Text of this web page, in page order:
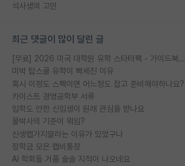
석사생의 고민
최근 댓글이 많이 달린 글
[무료] 2026 미국 대학원 유학 스타터팩 - 가이드북 & 합격자 컨택메일 템플릿
미박 탑스쿨 유학이 빡세진 이유
혹시 이정도 스펙이면 어느정도 잡고 준비해야하나요?
카이스트 경영공학부 서류
입학도 안한 신입생이 원래 관심을 받나요
물박사의 기준이 뭐임?
신생랩가지말라는 이유가 있었구나
장학금 모은 랩비통장
AI 학회들 거품 슬슬 지적이 나오네요